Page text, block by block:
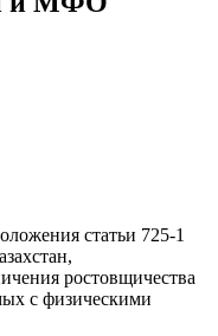
статьи 725-1
ростовщичества
с физическими